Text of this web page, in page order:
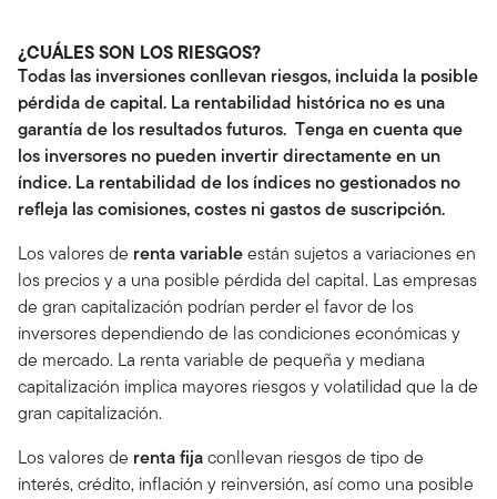
¿CUÁLES SON LOS RIESGOS?
Todas las inversiones conllevan riesgos, incluida la posible
pérdida de capital. La rentabilidad histórica no es una
garantía de los resultados futuros. Tenga en cuenta que
los inversores no pueden invertir directamente en un
índice. La rentabilidad de los índices no gestionados no
refleja las comisiones, costes ni gastos de suscripción.
Los valores de renta variableestán sujetos a variaciones en
los precios y a una posible pérdida del capital. Las empresas
de gran capitalización podrían perder el favor de los
inversores dependiendo de las condiciones económicas y
de mercado. La renta variable de pequeña y mediana
capitalización implica mayores riesgos y volatilidad que la de
gran capitalización.
Los valores de renta fijaconllevan riesgos de tipo de
interés, crédito, inflación y reinversión, así como una posible